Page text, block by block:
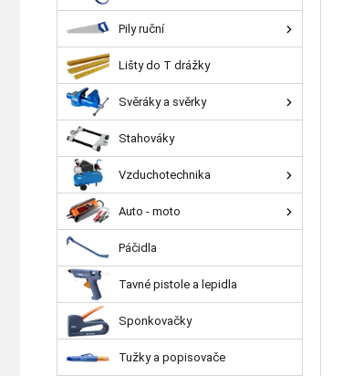
Pily ruční
Lišty do T drážky
Svěráky a svěrky
Stahováky
Vzduchotechnika
Auto - moto
Páčidla
Tavné pistole a lepidla
Sponkovačky
Tužky a popisovače